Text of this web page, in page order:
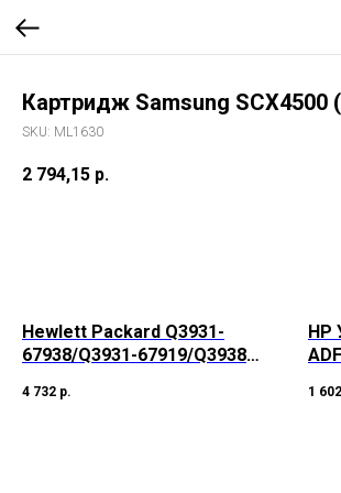
Картридж Samsung SCX4500
SKU: ML1630
2 794,15 р.
Hewlett Packard Q3931-
67938/Q3931-67919/Q3938-
(подходит для лотка
4 732 р.
HP
1 602